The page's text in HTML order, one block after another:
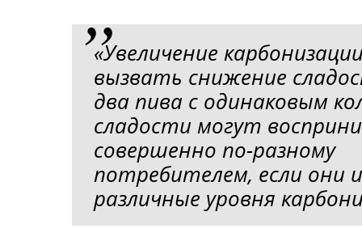
«Увеличение
вызвать снижение
два пива с одинаковым
сладости могут
совершенно по-разному
потребителем, если они
различные уровня